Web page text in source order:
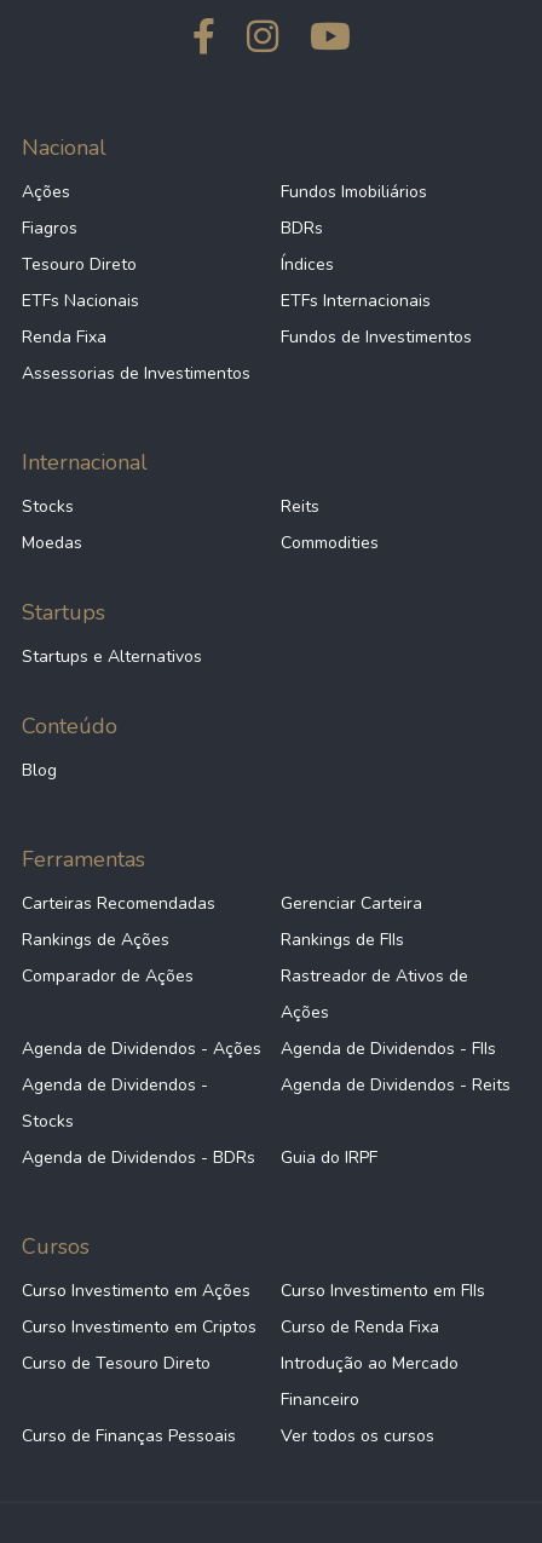
1 2 3
Nacional
Ações
Fundos Imobiliários
Fiagros
BDRs
Tesouro Direto
Índices
ETFs Nacionais
ETFs Internacionais
Renda Fixa
Fundos de Investimentos
Assessorias de Investimentos
Internacional
Stocks
Reits
Moedas
Commodities
Startups
Startups e Alternativos
Conteúdo
Blog
Ferramentas
Carteiras Recomendadas
Gerenciar Carteira
Rankings de Ações
Rankings de FIIs
Comparador de Ações
Rastreador de Ativos de
Ações
Agenda de Dividendos - Ações
Agenda de Dividendos - FIIs
Agenda de Dividendos -
Stocks
Agenda de Dividendos - Reits
Agenda de Dividendos - BDRs Guia do IRPF
Cursos
Curso Investimento em Ações
Curso Investimento em FIIs
Curso Investimento em Criptos
Curso de Renda Fixa
Curso de Tesouro Direto
Introdução ao Mercado
Financeiro
Curso de Finanças Pessoais
Ver todos os cursos